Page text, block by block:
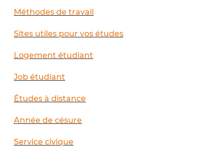
Méthodes de travail
Sites utiles pour vos études
Logement étudiant
Job étudiant
Études à distance
Année de césure
Service civique